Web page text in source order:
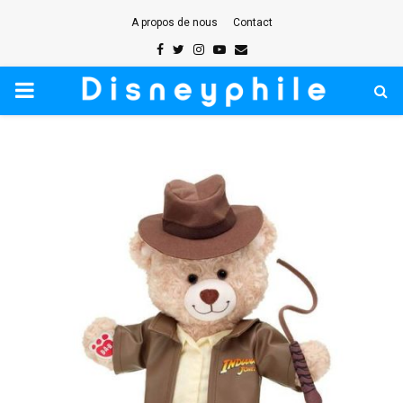
A propos de nous Contact
Facebook
TwitterInstagram
Youtube
Email
PRIMARY